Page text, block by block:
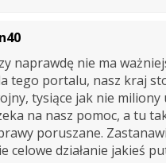
naprawdę nie ma
tego portalu, nasz kraj
tysiące jak nie miliony
na nasz pomoc, a tu
poruszane.
celowe działanie jakieś